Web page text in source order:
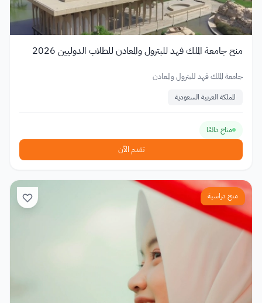
منح جامعة الملك فهد للبترول والمعادن للطلاب الدوليين 2026
جامعة الملك فهد للبترول والمعادن
المملكة العربية السعودية
متاح دائمًا
تقدم الآن
منح دراسية